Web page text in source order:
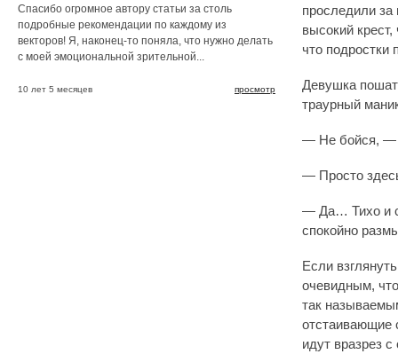
Спасибо огромное автору статьи за столь
подробные рекомендации по каждому из
векторов! Я, наконец-то поняла, что нужно делать
с моей эмоциональной зрительной...
просмотр
10 лет 5 месяцев
проследили
высокий
что подростки
Девушка
траурный
— Не бойся, —
— Просто
— Да… Тихо и
спокойно
Если
очевидным,
так
отстаивающие
идут вразрез